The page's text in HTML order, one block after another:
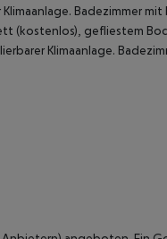
Badezimmer mit
(kostenlos), gefliestem
Klimaanlage.